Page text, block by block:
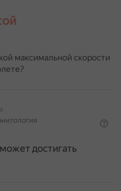
максимальной скорости
достигать